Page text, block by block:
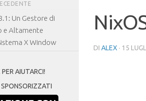
DI ALEX · 15
Un Gestore di
e Altamente
X Window
AIUTARCI!